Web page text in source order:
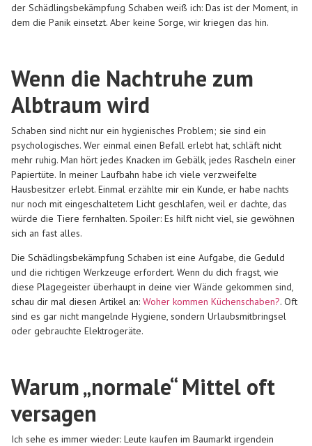
der Schädlingsbekämpfung Schaben weiß ich: Das ist der Moment, in
dem die Panik einsetzt. Aber keine Sorge, wir kriegen das hin.
Wenn die Nachtruhe zum
Albtraum wird
Schaben sind nicht nur ein hygienisches Problem; sie sind ein
psychologisches. Wer einmal einen Befall erlebt hat, schläft nicht
mehr ruhig. Man hört jedes Knacken im Gebälk, jedes Rascheln einer
Papiertüte. In meiner Laufbahn habe ich viele verzweifelte
Hausbesitzer erlebt. Einmal erzählte mir ein Kunde, er habe nachts
nur noch mit eingeschaltetem Licht geschlafen, weil er dachte, das
würde die Tiere fernhalten. Spoiler: Es hilft nicht viel, sie gewöhnen
sich an fast alles.
Die Schädlingsbekämpfung Schaben ist eine Aufgabe, die Geduld
und die richtigen Werkzeuge erfordert. Wenn du dich fragst, wie
diese Plagegeister überhaupt in deine vier Wände gekommen sind,
schau dir mal diesen Artikel an: Woher kommen Küchenschaben?. Oft
sind es gar nicht mangelnde Hygiene, sondern Urlaubsmitbringsel
oder gebrauchte Elektrogeräte.
Warum „normale“ Mittel oft
versagen
Ich sehe es immer wieder: Leute kaufen im Baumarkt irgendein